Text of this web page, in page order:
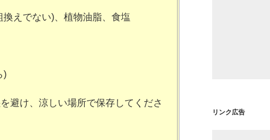
えでない)、植物油脂、食塩
)
避け、涼しい場所で保存してくださ
リンク広告